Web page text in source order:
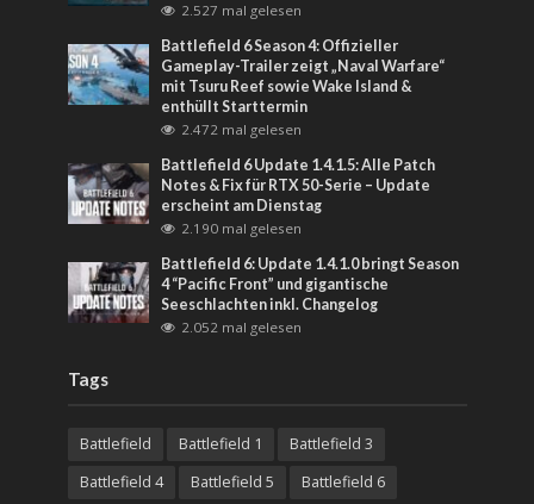
2.527 mal gelesen
Battlefield 6 Season 4: Offizieller
Gameplay-Trailer zeigt „Naval Warfare“
mit Tsuru Reef sowie Wake Island &
enthüllt Starttermin
2.472 mal gelesen
Battlefield 6 Update 1.4.1.5: Alle Patch
Notes & Fix für RTX 50-Serie – Update
erscheint am Dienstag
2.190 mal gelesen
Battlefield 6: Update 1.4.1.0 bringt Season
4 “Pacific Front” und gigantische
Seeschlachten inkl. Changelog
2.052 mal gelesen
Tags
Battlefield Battlefield 1
Battlefield 3
Battlefield 4
Battlefield 5
Battlefield 6